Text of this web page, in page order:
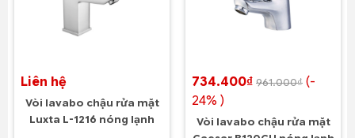
Liên hệ
Vòi lavabo chậu rửa mặt
Luxta L-1216 nóng lạnh
734.400₫ 961.000₫ (-
24% )
Vòi lavabo chậu rửa mặt